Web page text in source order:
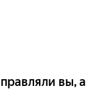
вы, а